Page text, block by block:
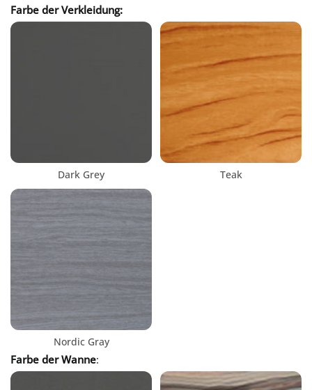
Farbe der Verkleidung:
Dark Grey Teak
Nordic Gray
Farbe der Wanne: